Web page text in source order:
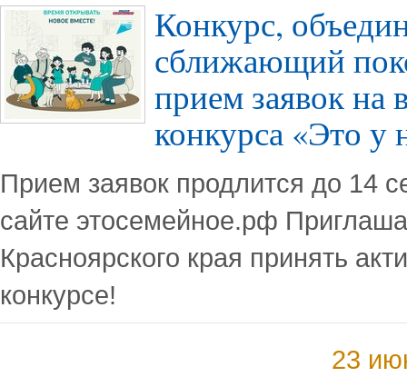
Конкурс,
сближающий
прием заявок на
конкурса «Это у
Прием заявок продлится до 14
сайте этосемейное.рф
Красноярского края принять
конкурсе!
23